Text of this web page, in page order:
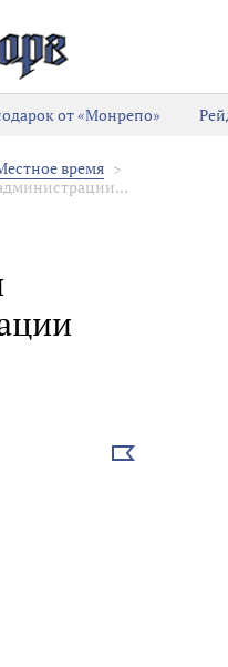
от «Монрепо»
время
Выбрать